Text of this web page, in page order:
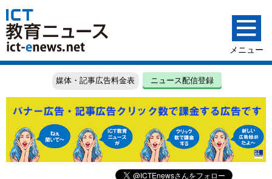
媒体・記事広告料金表 ニュース配信登録